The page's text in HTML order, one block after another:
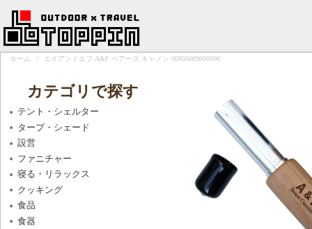
ホーム / エイアンドエフ A&F ベアーズ キャノン 00800089000000
カテゴリで探す
テント・シェルター
タープ・シェード
設営
ファニチャー
寝る・リラックス
クッキング
食品
食器